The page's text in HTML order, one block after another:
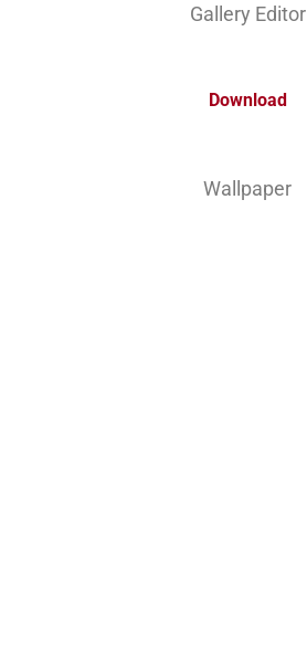
Gallery Editor
Download
Wallpaper